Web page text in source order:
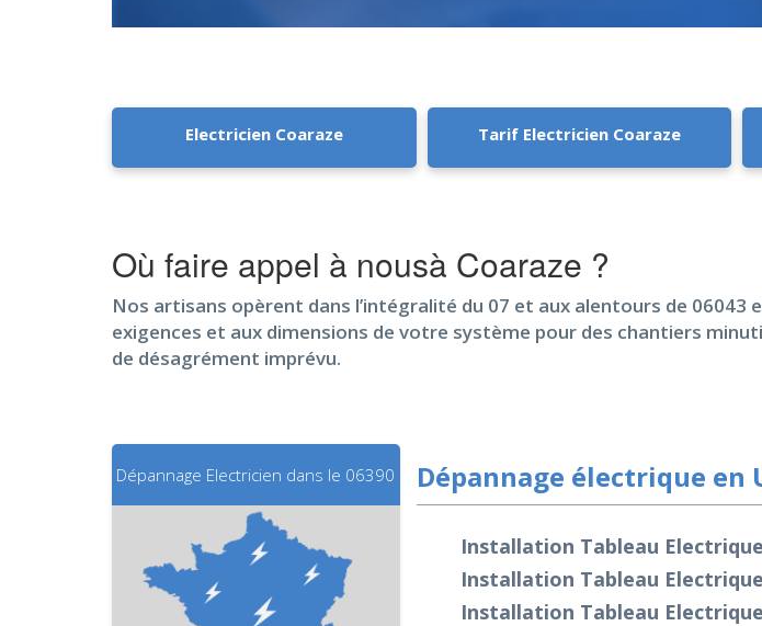
Electricien Coaraze Tarif Electricien Coaraze
Où faire appel à nousà Coaraze ?
Nos artisans opèrent dans l’intégralité du 07 et aux alentours de
exigences et aux dimensions de votre système pour des chantiers
de désagrément imprévu.
Dépannage Electricien dans le 06390 Dépannage électrique en
Installation Tableau
Installation Tableau
Installation Tableau